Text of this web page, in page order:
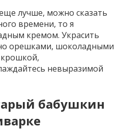
лучше, можно сказать
времени, то я
кремом. Украсить
орешками, шоколадными
невыразимой
бабушкин